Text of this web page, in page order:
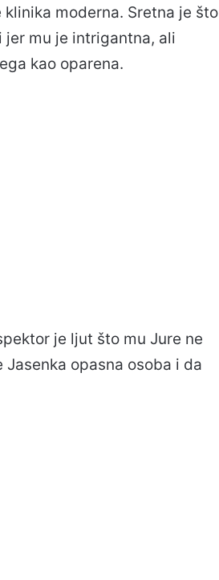
moderna. Sretna je što
mu je intrigantna, ali
kao oparena.
je ljut što mu Jure ne
opasna osoba i da